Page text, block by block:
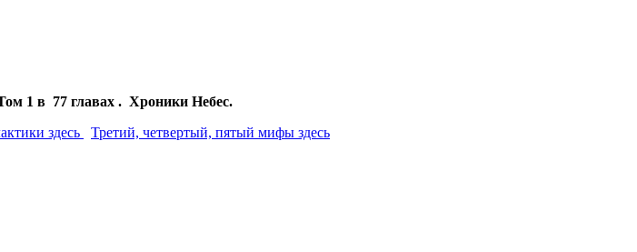
1 в 77 главах . Хроники Небес.
здесь Третий, четвертый, пятый мифы здесь